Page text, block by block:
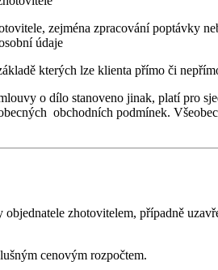
zejména zpracování
údaje
kterých lze klienta přímo či
o dílo stanoveno jinak, platí pro
obchodních podmínek.
zhotovitelem, případně
cenovým rozpočtem.